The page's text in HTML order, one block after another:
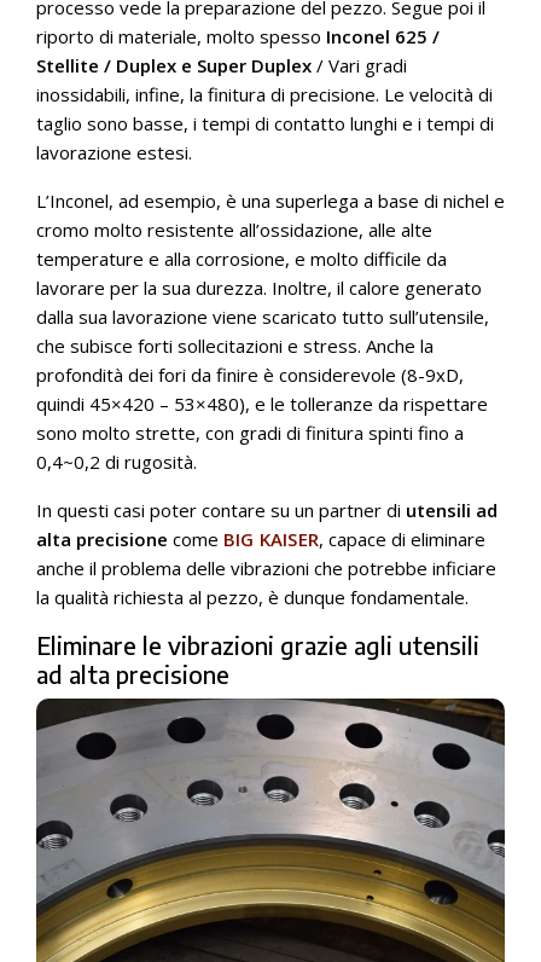
processo vede la preparazione del pezzo. Segue poi il
riporto di materiale, molto spesso Inconel 625 /
Stellite / Duplex e Super Duplex / Vari gradi
inossidabili, infine, la finitura di precisione. Le velocità di
taglio sono basse, i tempi di contatto lunghi e i tempi di
lavorazione estesi.
L’Inconel, ad esempio, è una superlega a base di nichel e
cromo molto resistente all’ossidazione, alle alte
temperature e alla corrosione, e molto difficile da
lavorare per la sua durezza. Inoltre, il calore generato
dalla sua lavorazione viene scaricato tutto sull’utensile,
che subisce forti sollecitazioni e stress. Anche la
profondità dei fori da finire è considerevole (8-9xD,
quindi 45×420 – 53×480), e le tolleranze da rispettare
sono molto strette, con gradi di finitura spinti fino a
0,4~0,2 di rugosità.
In questi casi poter contare su un partner di utensili ad
alta precisione come BIG KAISER, capace di eliminare
anche il problema delle vibrazioni che potrebbe inficiare
la qualità richiesta al pezzo, è dunque fondamentale.
Eliminare le vibrazioni grazie agli utensili
ad alta precisione